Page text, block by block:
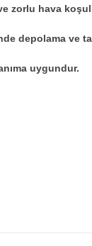
zorlu hava
depolama ve
uygundur.